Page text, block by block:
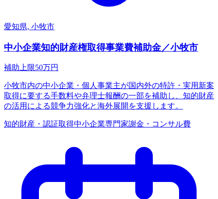
愛知県, 小牧市
中小企業知的財産権取得事業費補助金／小牧市
補助上限50万円
小牧市内の中小企業・個人事業主が国内外の特許・実用新案
取得に要する手数料や弁理士報酬の一部を補助し、知的財産
の活用による競争力強化と海外展開を支援します。
知的財産・認証取得中小企業専門家謝金・コンサル費